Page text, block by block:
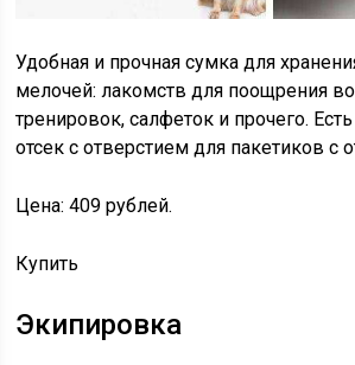
Удобная и прочная сумка для
мелочей: лакомств для поощрения
тренировок, салфеток и прочего.
отсек с отверстием для пакетиков с
Цена: 409 рублей.
Купить
Экипировка